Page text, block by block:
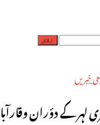
خبریں
لہر کے دؤران